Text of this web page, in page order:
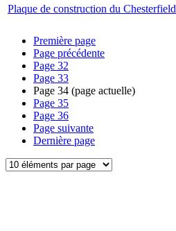
Plaque de construction du Chesterfield
Première page
Page précédente
Page 32
Page 33
Page 34 (page actuelle)
Page 35
Page 36
Page suivante
Dernière page